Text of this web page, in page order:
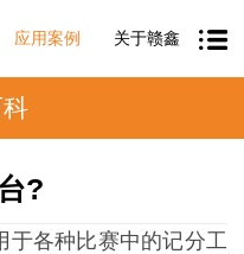
应用案例 关于赣鑫
?
于各种比赛中的记分工